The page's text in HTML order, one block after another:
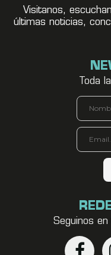
Visitanos,
últimas noticias,
Toda
Seguinos